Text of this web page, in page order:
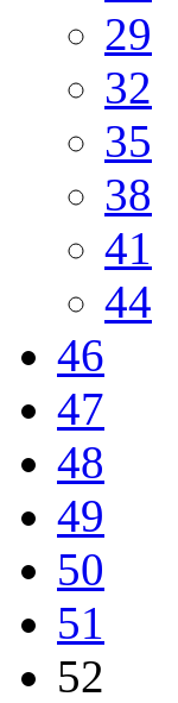
29
32
35
38
41
44
46
47
48
49
50
51
52